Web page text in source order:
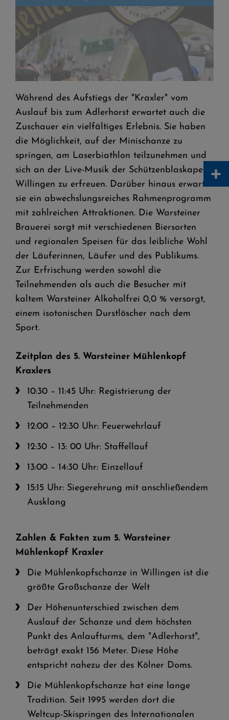
Warsteiner Mühlenkopfkraxler
Während des Aufstiegs der "Kraxler" vom
Auslauf bis zum Adlerhorst erwartet auch die
Zuschauer ein vielfältiges Erlebnis. Sie haben
die Möglichkeit, auf der Minischanze zu
springen, am Laserbiathlon teilzunehmen und
sich an der Live-Musik der Schützenblaskapelle
Willingen zu erfreuen. Darüber hinaus erwartet
sie ein abwechslungsreiches Rahmenprogramm
mit zahlreichen Attraktionen. Die Warsteiner
Brauerei sorgt mit verschiedenen Biersorten
und regionalen Speisen für das leibliche Wohl
der Läuferinnen, Läufer und des Publikums.
Zur Erfrischung werden sowohl die
Teilnehmenden als auch die Besucher mit
kaltem Warsteiner Alkoholfrei 0,0 % versorgt,
einem isotonischen Durstlöscher nach dem
Sport.
Zeitplan des 5. Warsteiner Mühlenkopf
Kraxlers
10:30 – 11:45 Uhr: Registrierung der
Teilnehmenden
12:00 – 12:30 Uhr: Feuerwehrlauf
12:30 – 13: 00 Uhr: Staffellauf
13:00 – 14:30 Uhr: Einzellauf
15:15 Uhr: Siegerehrung mit anschließendem
Ausklang
Zahlen & Fakten zum 5. Warsteiner
Mühlenkopf Kraxler
Die Mühlenkopfschanze in Willingen ist die
größte Großschanze der Welt
Der Höhenunterschied zwischen dem
Auslauf der Schanze und dem höchsten
Punkt des Anlaufturms, dem "Adlerhorst",
beträgt exakt 156 Meter. Diese Höhe
entspricht nahezu der des Kölner Doms.
Die Mühlenkopfschanze hat eine lange
Tradition. Seit 1995 werden dort die
Weltcup-Skispringen des Internationalen
+